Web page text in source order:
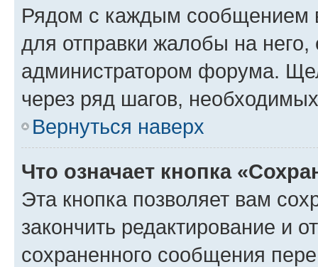
Рядом с каждым сообщением
для отправки жалобы на
администратором форума.
через ряд шагов,
Вернуться наверх
Что означает кнопка
Эта кнопка позволяет вам
закончить редактирование и
сохраненного сообщения